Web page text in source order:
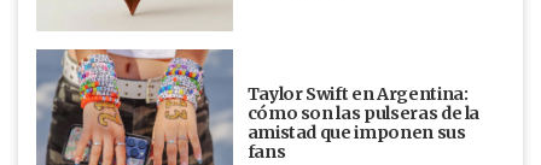
Taylor Swift en Argentina:
cómo son las pulseras de la
amistad que imponen sus
fans